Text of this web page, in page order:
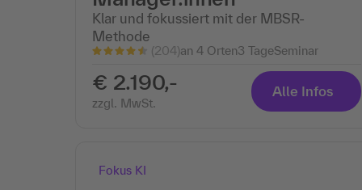
Klar und fokussiert mit der MBSR-
Methode
(204)an 4 Orten3 TageSeminar
€ 2.190,-
zzgl. MwSt.
Alle Infos
Fokus KI